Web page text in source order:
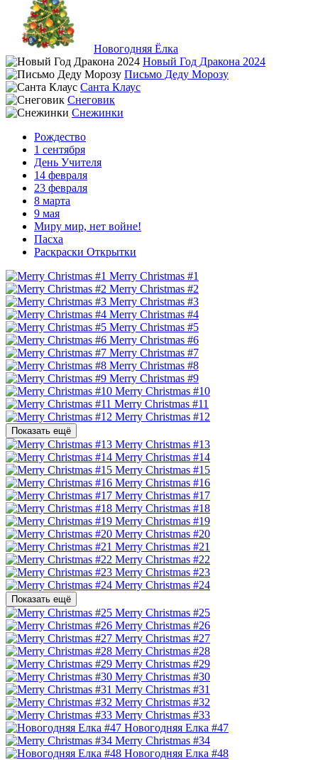
Новогодняя Ёлка
Новый Год Дракона 2024
Письмо Деду Морозу
Санта Клаус
Снеговик
Снежинки
Рождество
1 сентября
День Учителя
14 февраля
23 февраля
8 марта
9 мая
Миру мир, нет войне!
Пасха
Раскраски Открытки
Merry Christmas #1
Merry Christmas #2
Merry Christmas #3
Merry Christmas #4
Merry Christmas #5
Merry Christmas #6
Merry Christmas #7
Merry Christmas #8
Merry Christmas #9
Merry Christmas #10
Merry Christmas #11
Merry Christmas #12
Показать ещё
Merry Christmas #13
Merry Christmas #14
Merry Christmas #15
Merry Christmas #16
Merry Christmas #17
Merry Christmas #18
Merry Christmas #19
Merry Christmas #20
Merry Christmas #21
Merry Christmas #22
Merry Christmas #23
Merry Christmas #24
Показать ещё
Merry Christmas #25
Merry Christmas #26
Merry Christmas #27
Merry Christmas #28
Merry Christmas #29
Merry Christmas #30
Merry Christmas #31
Merry Christmas #32
Merry Christmas #33
Новогодняя Елка #47
Merry Christmas #34
Новогодняя Елка #48